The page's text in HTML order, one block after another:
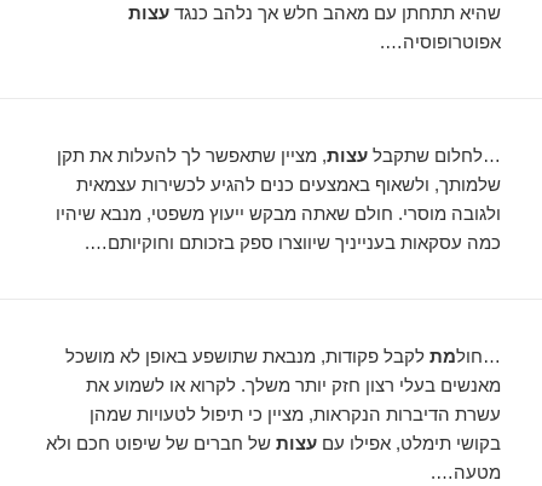
שהיא תתחתן עם מאהב חלש אך נלהב כנגדעצות
אפוטרופוסיה….
…לחלום שתקבלעצות, מציין שתאפשר לך להעלות את תקן
שלמותך, ולשאוף באמצעים כנים להגיע לכשירות עצמאית
ולגובה מוסרי. חולם שאתה מבקש ייעוץ משפטי, מנבא שיהיו
כמה עסקאות בענייניך שיווצרו ספק בזכותם וחוקיותם….
…חולמת לקבל פקודות, מנבאת שתושפע באופן לא מושכל
מאנשים בעלי רצון חזק יותר משלך. לקרוא או לשמוע את
עשרת הדיברות הנקראות, מציין כי תיפול לטעויות שמהן
בקושי תימלט, אפילו עםעצות של חברים של שיפוט חכם ולא
מטעה….